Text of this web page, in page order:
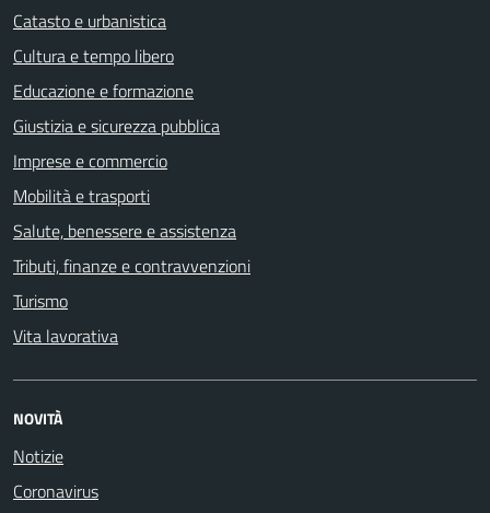
Catasto e urbanistica
Cultura e tempo libero
Educazione e formazione
Giustizia e sicurezza pubblica
Imprese e commercio
Mobilità e trasporti
Salute, benessere e assistenza
Tributi, finanze e contravvenzioni
Turismo
Vita lavorativa
NOVITÀ
Notizie
Coronavirus